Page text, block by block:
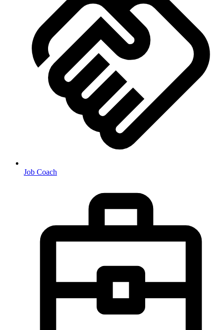
Job Coach